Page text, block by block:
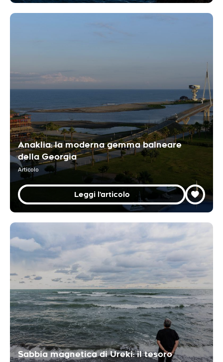
Anaklia: la moderna gemma balneare
della Georgia
Articolo
Leggi l'articolo
Sabbia magnetica di Ureki: il tesoro